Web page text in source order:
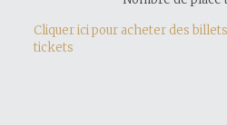
Cliquer ici pour acheter des
tickets